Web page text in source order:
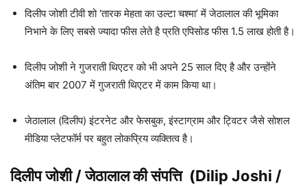
दिलीप जोशी टीवी शो ‘तारक मेहता का उल्टा चश्मा’ में जेठालाल की भूमिका
निभाने के लिए सबसे ज्यादा फीस लेते है प्रति एपिसोड फीस 1.5 लाख होती है।
दिलीप जोशी ने गुजराती थिएटर को भी अपने 25 साल दिए है और उन्होंने
अंतिम बार 2007 में गुजराती थिएटर में काम किया था।
जेठालाल (दिलीप) इंटरनेट और फेसबुक, इंस्टाग्राम और ट्विटर जैसे सोशल
मीडिया प्लेटफॉर्म पर बहुत लोकप्रिय व्यक्तित्व है।
दिलीप जोशी / जेठालालकी संपत्ति (Dilip Joshi /